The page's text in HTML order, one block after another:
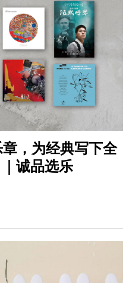
，为经典写下全
诚品选乐